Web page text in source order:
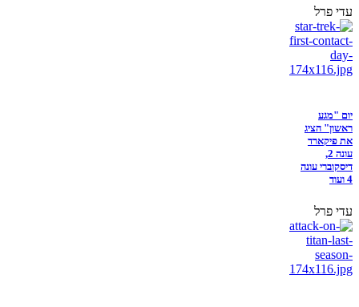
עדי פרל
יום "מגע
ראשון" הציג
את פיקארד
עונה 2,
דיסקוברי עונה
4 ועוד
עדי פרל